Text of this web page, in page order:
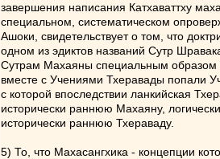
завершения написания Катхаваттху
специальном, систематическом
Ашоки, свидетельствует о том, что
одном из эдиктов названий Сутр
Сутрам Махаяны специальным образом
вместе с Учениями Тхеравады попали
с которой впоследствии ланкийская
исторически раннюю Махаяну,
исторически раннюю Тхераваду.
5) То, что Махасангхика - концепции